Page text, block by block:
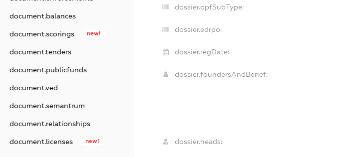
document.balances
document.scorings new!
document.tenders
document.publicfunds
document.ved
document.semantrum
document.relationships
document.licenses new!
dossier.opfSubType:
dossier.edrpo:
dossier.regDate:
dossier.foundersAndBenef:
dossier.heads: